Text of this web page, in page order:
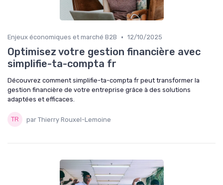
Enjeux économiques et marché B2B • 12/10/2025
Optimisez votre gestion financière avec
simplifie-ta-compta fr
Découvrez comment simplifie-ta-compta fr peut transformer la
gestion financière de votre entreprise grâce à des solutions
adaptées et efficaces.
par Thierry Rouxel-Lemoine